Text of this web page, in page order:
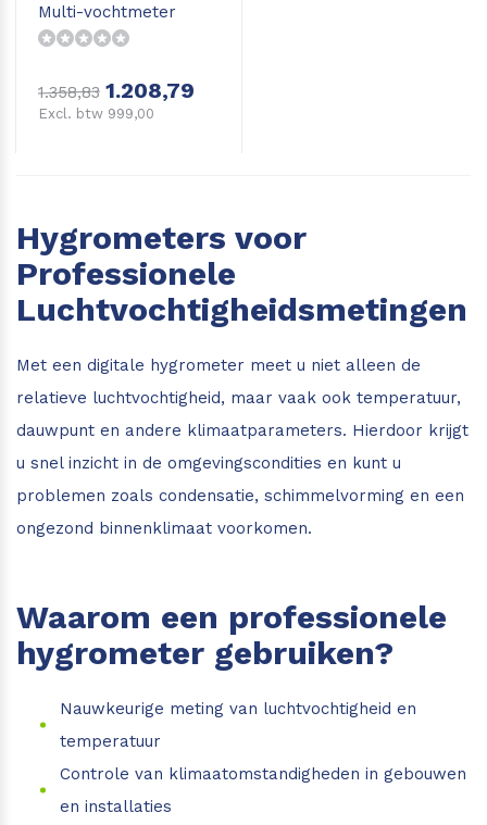
Multi-vochtmeter
1.358,83 1.208,79
Excl. btw 999,00
Hygrometers voor
Professionele
Luchtvochtigheidsmetingen
Met een digitale hygrometer meet u niet alleen de
relatieve luchtvochtigheid, maar vaak ook temperatuur,
dauwpunt en andere klimaatparameters. Hierdoor krijgt
u snel inzicht in de omgevingscondities en kunt u
problemen zoals condensatie, schimmelvorming en een
ongezond binnenklimaat voorkomen.
Waarom een professionele
hygrometer gebruiken?
Nauwkeurige meting van luchtvochtigheid en
temperatuur
Controle van klimaatomstandigheden in gebouwen
en installaties